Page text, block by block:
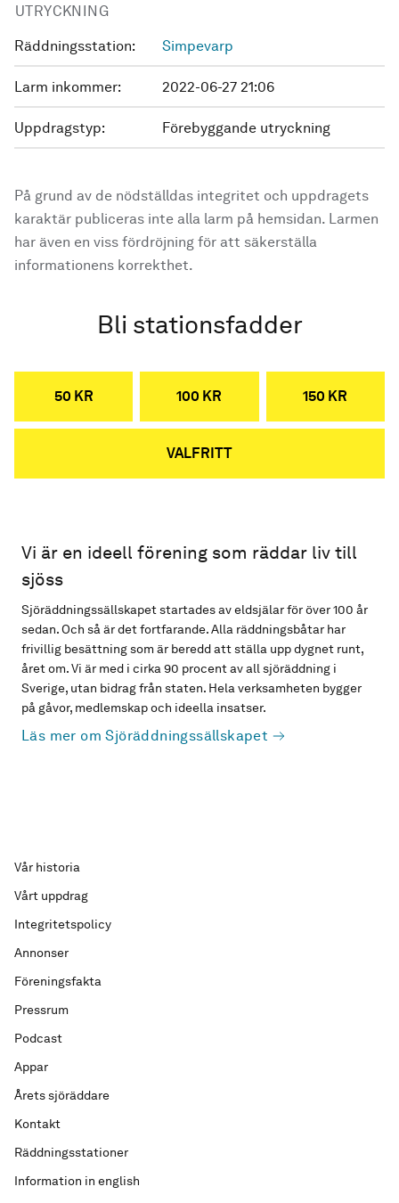
UTRYCKNING
Räddningsstation: Simpevarp
Larm inkommer: 2022-06-27 21:06
Uppdragstyp: Förebyggande utryckning
På grund av de nödställdas integritet och uppdragets
karaktär publiceras inte alla larm på hemsidan. Larmen
har även en viss fördröjning för att säkerställa
informationens korrekthet.
Bli stationsfadder
50 KR 100 KR 150 KR
VALFRITT
Vi är en ideell förening som räddar liv till
sjöss
Sjöräddningssällskapet startades av eldsjälar för över 100 år
sedan. Och så är det fortfarande. Alla räddningsbåtar har
frivillig besättning som är beredd att ställa upp dygnet runt,
året om. Vi är med i cirka 90 procent av all sjöräddning i
Sverige, utan bidrag från staten. Hela verksamheten bygger
på gåvor, medlemskap och ideella insatser.
Läs mer om Sjöräddningssällskapet
Vår historia
Vårt uppdrag
Integritetspolicy
Annonser
Föreningsfakta
Pressrum
Podcast
Appar
Årets sjöräddare
Kontakt
Räddningsstationer
Information in english